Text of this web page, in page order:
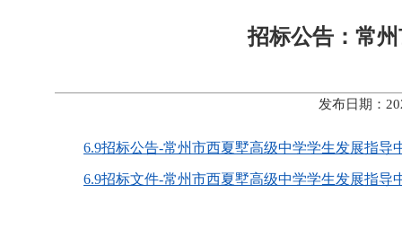
招标公告：常
发布日期：
6.9招标公告-常州市西夏墅高级中学学生发展指导
6.9招标文件-常州市西夏墅高级中学学生发展指导